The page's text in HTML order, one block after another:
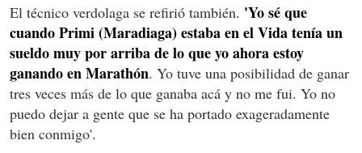
El técnico verdolaga se refirió también. 'Yo sé que
cuando Primi (Maradiaga) estaba en el Vida tenía un
sueldo muy por arriba de lo que yo ahora estoy
ganando en Marathón. Yo tuve una posibilidad de ganar
tres veces más de lo que ganaba acá y no me fui. Yo no
puedo dejar a gente que se ha portado exageradamente
bien conmigo'.